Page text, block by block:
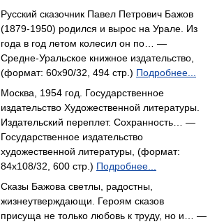
Русский сказочник Павел Петрович Бажов
(1879-1950) родился и вырос на Урале. Из
года в год летом колесил он по… —
Средне-Уральское книжное издательство,
(формат: 60x90/32, 494 стр.) Подробнее...
Москва, 1954 год. Государственное
издательство Художественной литературы.
Издательский переплет. Сохранность… —
Государственное издательство
художественной литературы, (формат:
84x108/32, 600 стр.) Подробнее...
Сказы Бажова светлы, радостны,
жизнеутверждающи. Героям сказов
присуща не только любовь к труду, но и… —